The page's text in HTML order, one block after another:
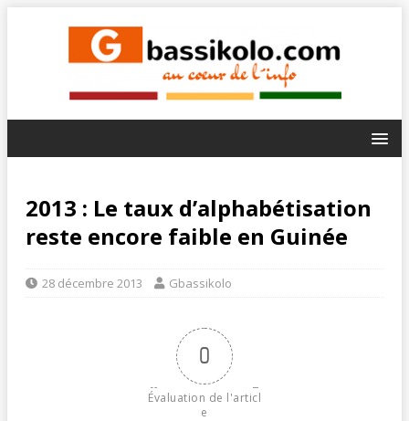
2013 : Le taux d’alphabétisation
reste encore faible en Guinée
28 décembre 2013 Gbassikolo
0
Évaluation de l'articl
e